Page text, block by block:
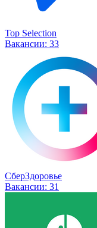
Top Selection
Вакансии: 33
СберЗдоровье
Вакансии: 31